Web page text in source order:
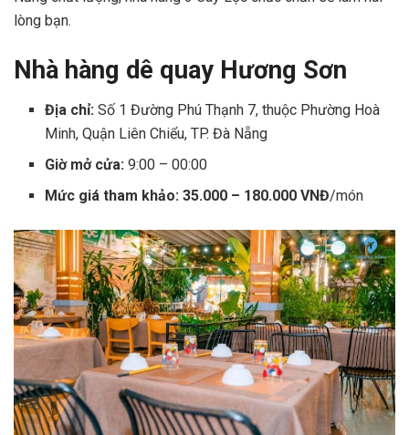
lòng bạn.
Nhà hàng dê quay Hương Sơn
Địa chỉ:Số 1 Đường Phú Thạnh 7, thuộc Phường Hoà
Minh, Quận Liên Chiểu, TP. Đà Nẵng
Giờ mở cửa: 9:00 – 00:00
Mức giá tham khảo: 35.000 – 180.000 VNĐ/món